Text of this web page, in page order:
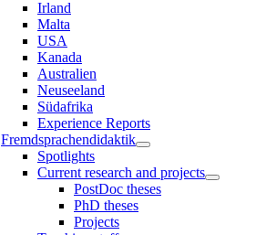
Irland
Malta
USA
Kanada
Australien
Neuseeland
Südafrika
Experience Reports
Fremdsprachendidaktik
Spotlights
Current research and projects
PostDoc theses
PhD theses
Projects